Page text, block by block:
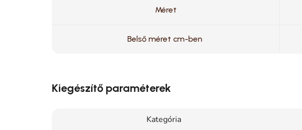
Méret
Belső méret cm-ben
Kiegészítő paraméterek
Kategória